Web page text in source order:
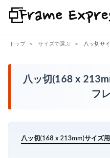
トップ サイズで選ぶ 八ッ切サ
八ッ切(168 x
フ
八ッ切(168 x 213mm)サイズ